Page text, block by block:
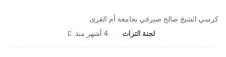
كرسي الشيخ صالح صيرفي بجامعة أم القرى
لجنة التراث 4 أشهر منذ